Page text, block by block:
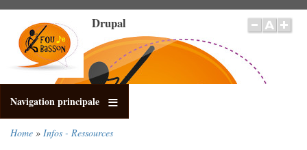
contenuto
principale
Drupal
Navigation principale
Home Infos - Ressources